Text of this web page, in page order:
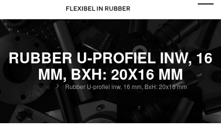
RUBBER U-PROFIEL INW, 16
MM, BXH: 20X16 MM
Home Rubber U-profiel inw, 16 mm, BxH: 20x16 mm